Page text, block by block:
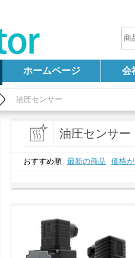
ホームページ 会
油圧センサー
油圧センサー
おすすめ順 最新の商品 価格